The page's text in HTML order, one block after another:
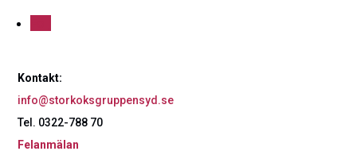
Kontakt:
info@storkoksgruppensyd.se
Tel. 0322-788 70
Felanmälan